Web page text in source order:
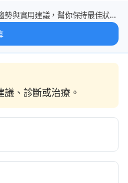
勢與實用建議，幫你保持最佳狀
、診斷或治療。
Cancer?.
urology-a-